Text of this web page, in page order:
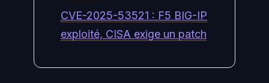
CVE-2025-53521 : F5 BIG-IP
exploité, CISA exige un patch